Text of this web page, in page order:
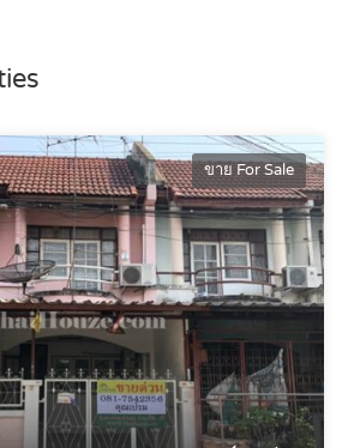
ขาย For Sale